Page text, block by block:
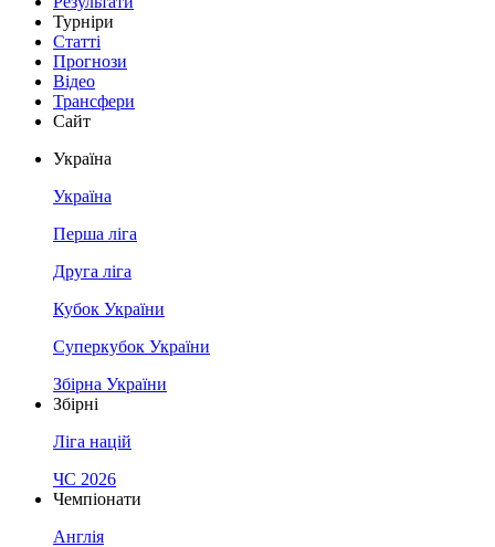
Турніри
Статті
Прогнози
Відео
Трансфери
Сайт
Україна
Україна
Перша ліга
Друга ліга
Кубок України
Суперкубок України
Збірна України
Збірні
Ліга націй
ЧС 2026
Чемпіонати
Англія